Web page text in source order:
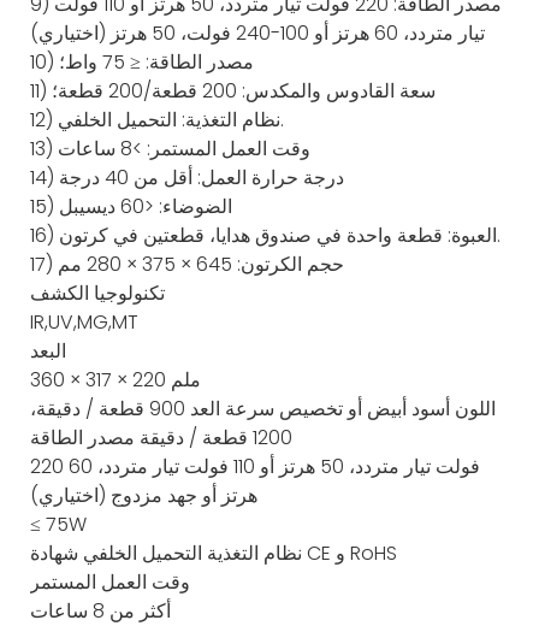
تيار متردد، 60 هرتز أو 100-240 فولت، 50 هرتز (اختياري)
10) مصدر الطاقة: ≤ 75 واط؛
11) سعة القادوس والمكدس: 200 قطعة/200 قطعة؛
12) نظام التغذية: التحميل الخلفي.
13) وقت العمل المستمر: >8 ساعات
14) درجة حرارة العمل: أقل من 40 درجة
15) الضوضاء: <60 ديسيبل
16) العبوة: قطعة واحدة في صندوق هدايا، قطعتين في كرتون.
17) حجم الكرتون: 645 × 375 × 280 مم
تكنولوجيا الكشف
IR,UV,MG,MT
البعد
360 × 317 × 220 ملم
اللون أسود أبيض أو تخصيص سرعة العد
900 قطعة / دقيقة،
1200 قطعة / دقيقة
مصدر الطاقة
220 فولت تيار متردد، 50 هرتز أو 110 فولت تيار متردد، 60
هرتز أو جهد مزدوج (اختياري)
≤ 75W
نظام التغذية التحميل الخلفي شهادة
CE و RoHS
وقت العمل المستمر
أكثر من 8 ساعات